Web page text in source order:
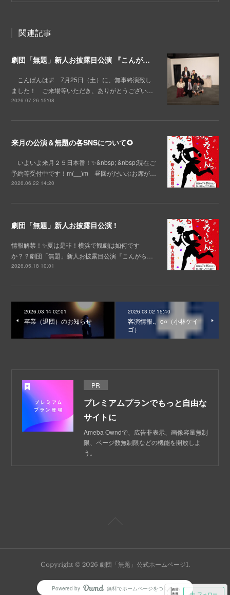
関連記事
劇団「無題」新人お披露目公演 『こんがらがっちゅれ～しょんっ』終演！💐
こんばんは🌌 7月25日（土）に、無事終演致し
ました！ ご来場等いただき、ありがとうござい…
2026.07.26 15:08
来月の公演＆無題の各SNSについて🌻
いよいよ来月２５日本番！✨&nbsp; &nbsp;現在ご
予約等受付中です！m(__)m 昼回がだいぶお席が…
2026.06.22 14:20
劇団「無題」新人お披露目公演 !
情報解禁！✨夏は是非！横浜で観劇は如何です
か？？劇団「無題」新人お披露目公演『こんがら…
2026.05.18 10:01
2026.03.14 02:01
卒業（退団）のお知らせ
2026.03.02 15:40
客演情報.。o○（小林ケイ
ゴ）
PR
プレミアムプランでもっと自由な
サイトに
Ameba Owndで、広告非表示、画像容量無制
限、ページ数無制限などの機能を開放しよ
う。
Copyright © 2026 劇団「無題」公式ホームページ1.
Powered by AmebaOwnd
無料でホームページをつくろう